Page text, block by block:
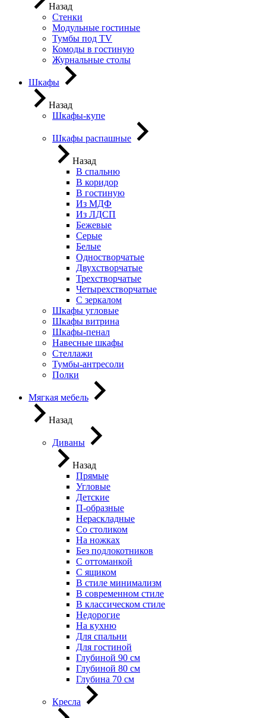
Назад
Стенки
Модульные гостиные
Тумбы под ТV
Комоды в гостиную
Журнальные столы
Шкафы
Назад
Шкафы-купе
Шкафы распашные
Назад
В спальню
В коридор
В гостиную
Из МДФ
Из ЛДСП
Бежевые
Серые
Белые
Одностворчатые
Двухстворчатые
Трехстворчатые
Четырехстворчатые
С зеркалом
Шкафы угловые
Шкафы витрина
Шкафы-пенал
Навесные шкафы
Стеллажи
Тумбы-антресоли
Полки
Мягкая мебель
Назад
Диваны
Назад
Прямые
Угловые
Детские
П-образные
Нераскладные
Со столиком
На ножках
Без подлокотников
С оттоманкой
С ящиком
В стиле минимализм
В современном стиле
В классическом стиле
Недорогие
На кухню
Для спальни
Для гостиной
Глубиной 90 см
Глубиной 80 см
Глубина 70 см
Кресла